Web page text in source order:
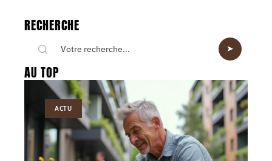
RECHERCHE
AU TOP
ACTU